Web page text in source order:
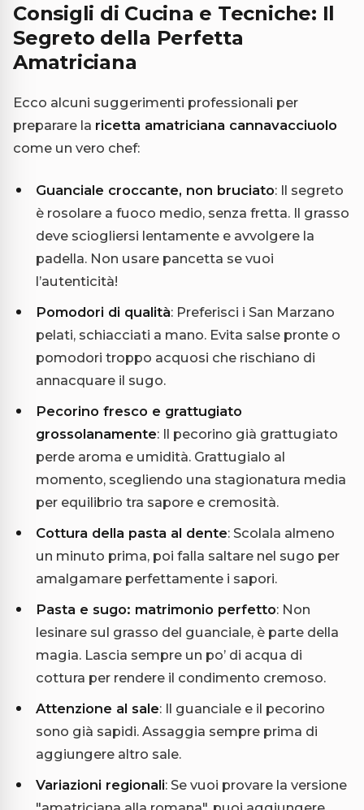
Consigli di Cucina e Tecniche: Il
Segreto della Perfetta
Amatriciana
Ecco alcuni suggerimenti professionali per
preparare la ricetta amatriciana cannavacciuolo
come un vero chef:
Guanciale croccante, non bruciato: Il segreto
è rosolare a fuoco medio, senza fretta. Il grasso
deve sciogliersi lentamente e avvolgere la
padella. Non usare pancetta se vuoi
l’autenticità!
Pomodori di qualità: Preferisci i San Marzano
pelati, schiacciati a mano. Evita salse pronte o
pomodori troppo acquosi che rischiano di
annacquare il sugo.
Pecorino fresco e grattugiato
grossolanamente: Il pecorino già grattugiato
perde aroma e umidità. Grattugialo al
momento, scegliendo una stagionatura media
per equilibrio tra sapore e cremosità.
Cottura della pasta al dente: Scolala almeno
un minuto prima, poi falla saltare nel sugo per
amalgamare perfettamente i sapori.
Pasta e sugo: matrimonio perfetto: Non
lesinare sul grasso del guanciale, è parte della
magia. Lascia sempre un po’ di acqua di
cottura per rendere il condimento cremoso.
Attenzione al sale: Il guanciale e il pecorino
sono già sapidi. Assaggia sempre prima di
aggiungere altro sale.
Variazioni regionali: Se vuoi provare la versione